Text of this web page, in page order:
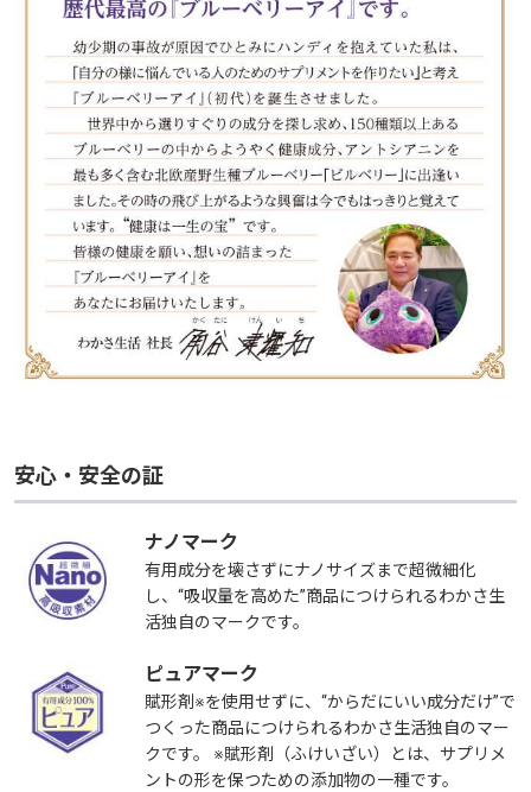
安心・安全の証
ナノマーク
有用成分を壊さずにナノサイズまで超微細化
し、“吸収量を高めた”商品につけられるわかさ生
活独自のマークです。
ピュアマーク
賦形剤※を使用せずに、“からだにいい成分だけ”で
つくった商品につけられるわかさ生活独自のマー
クです。 ※賦形剤（ふけいざい）とは、サプリメ
ントの形を保つための添加物の一種です。